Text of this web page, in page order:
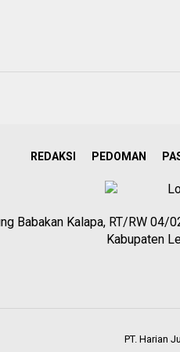
REDAKSI PEDOMAN
Babakan Kalapa, RT/RW 04/
Kabupaten
PT. Harian